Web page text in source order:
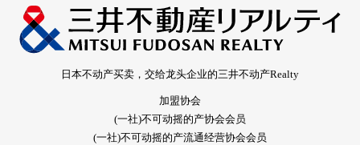
日本不动产买卖，交给龙头企业的三井不动产Realty
加盟协会
(一社)不可动摇的产协会会员
(一社)不可动摇的产流通经营协会会员